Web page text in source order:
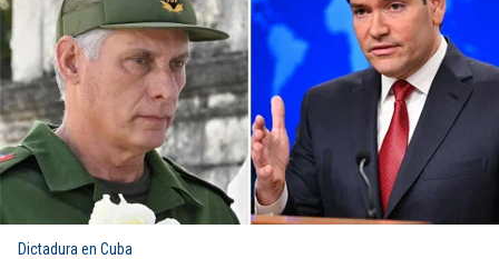
Dictadura en Cuba